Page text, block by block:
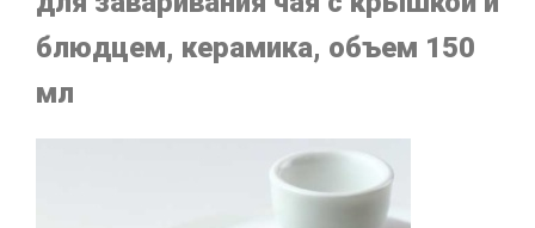
блюдцем, керамика, объем 150
мл